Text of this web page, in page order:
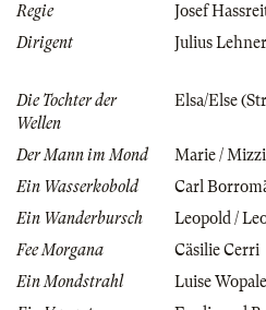
Regie
Josef
Dirigent
Julius
Die Tochter der
Wellen
Elsa/Else
Der Mann im Mond
Marie /
Ein Wasserkobold
Carl
Ein Wanderbursch
Leopold /
Fee Morgana
Cäsilie Cerri
Ein Mondstrahl
Luise